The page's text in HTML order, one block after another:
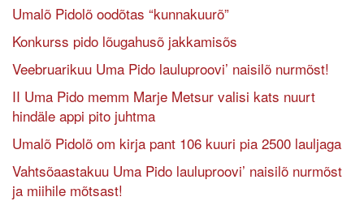
Umalõ Pidolõ oodõtas “kunnakuurõ”
Konkurss pido lõugahusõ jakkamisõs
Veebruarikuu Uma Pido lauluproovi’ naisilõ nurmõst!
II Uma Pido memm Marje Metsur valisi kats nuurt
hindäle appi pito juhtma
Umalõ Pidolõ om kirja pant 106 kuuri pia 2500 lauljaga
Vahtsõaastakuu Uma Pido lauluproovi’ naisilõ nurmõst
ja miihile mõtsast!